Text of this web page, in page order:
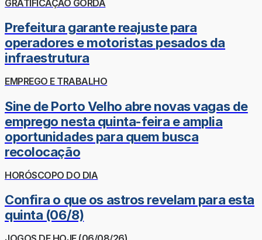
GRATIFICAÇÃO GORDA
Prefeitura garante reajuste para
operadores e motoristas pesados da
infraestrutura
EMPREGO E TRABALHO
Sine de Porto Velho abre novas vagas de
emprego nesta quinta-feira e amplia
oportunidades para quem busca
recolocação
HORÓSCOPO DO DIA
Confira o que os astros revelam para esta
quinta (06/8)